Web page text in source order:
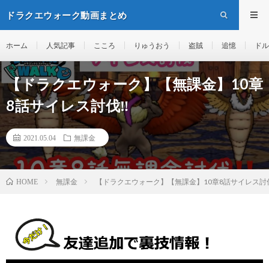
ドラクエウォーク動画まとめ
ホーム 人気記事 こころ りゅうおう 盗賊 追憶 ド
【ドラクエウォーク】【無課金】10章
8話サイレス討伐‼️
2021.05.04 無課金
HOME 無課金 【ドラクエウォーク】【無課金】10章8話サイレス討